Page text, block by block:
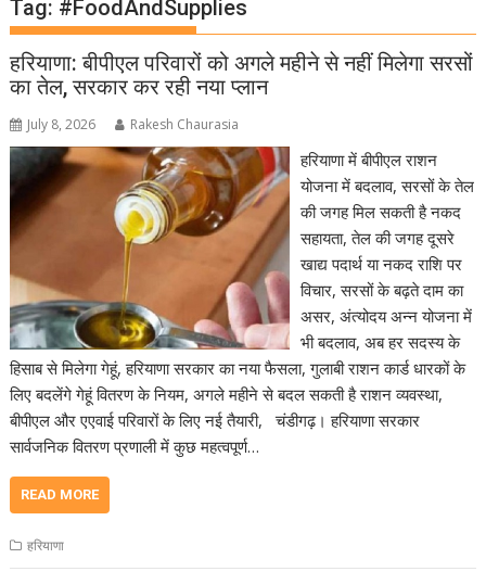
Tag: #FoodAndSupplies
हरियाणा: बीपीएल परिवारों को अगले महीने से नहीं मिलेगा सरसों
का तेल, सरकार कर रही नया प्लान
July 8, 2026 Rakesh Chaurasia
हरियाणा में बीपीएल राशन
योजना में बदलाव, सरसों के तेल
की जगह मिल सकती है नकद
सहायता, तेल की जगह दूसरे
खाद्य पदार्थ या नकद राशि पर
विचार, सरसों के बढ़ते दाम का
असर, अंत्योदय अन्न योजना में
भी बदलाव, अब हर सदस्य के
हिसाब से मिलेगा गेहूं, हरियाणा सरकार का नया फैसला, गुलाबी राशन कार्ड धारकों के
लिए बदलेंगे गेहूं वितरण के नियम, अगले महीने से बदल सकती है राशन व्यवस्था,
बीपीएल और एएवाई परिवारों के लिए नई तैयारी, चंडीगढ़। हरियाणा सरकार
सार्वजनिक वितरण प्रणाली में कुछ महत्वपूर्ण…
READ MORE
हरियाणा